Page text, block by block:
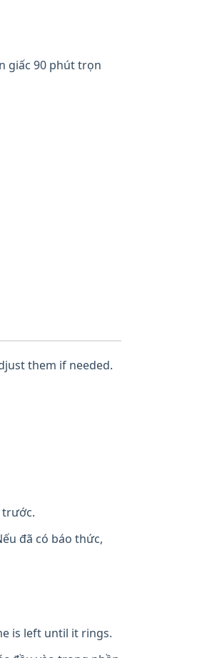
giấc 90 phút trọn
them if needed.
trước.
đã có báo thức,
is left until it rings.